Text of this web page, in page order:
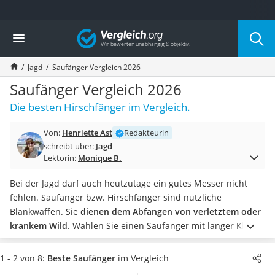
Die beliebtesten Vergleiche nach Kategorie
Freizeit & Sport
Gartentrampolin
Trampolin
Metalldetektor
Eufab-Fahrradträger
Trampolin 366 cm
Aluminium-Koffer
Futterboot
E-Bike-Dreirad
Trekkingschuhe Herren
Reisetasche mit Rollen
Klimmzugstation
Koffer
Nachtsichtgerät
Vergleich
Jagd Saufänger Vergleich 2026
Saufänger Vergleich 2026
Die besten Hirschfänger im Vergleich.
Von: Henriette Ast
Redakteurin
schreibt über: Jagd
Lektorin: Monique B.
Bei der Jagd darf auch heutzutage ein gutes Messer nicht
fehlen. Saufänger bzw. Hirschfänger sind nützliche
Blankwaffen. Sie dienen dem Abfangen von verletztem oder
krankem Wild. Wählen Sie einen Saufänger mit langer Klinge,
um das Wildtier schnell und tierschutzgerecht zu erlösen.
Eine abgerundete Spitze verhindert, dass Sie mit dem Messer
1 - 2 von 8: Beste Saufänger im Vergleich